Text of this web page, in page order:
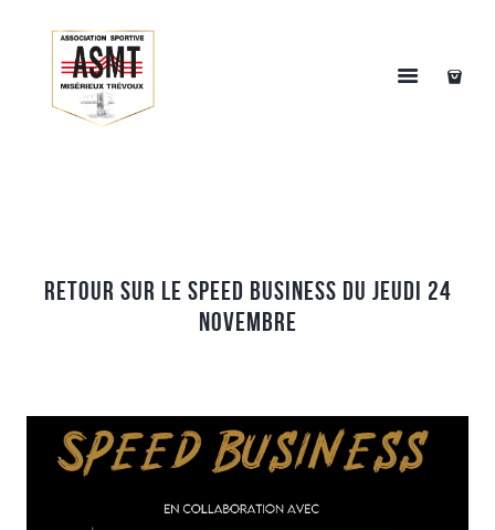
Retour sur le speed business du Jeudi 24
Novembre